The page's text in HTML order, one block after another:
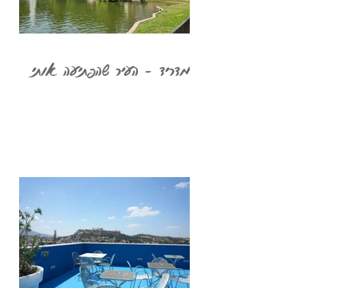
מדריד - העיר שהפתיעה אותי